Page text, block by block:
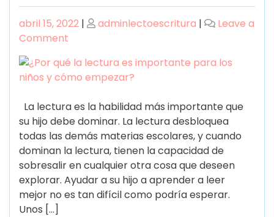
abril 15, 2022 | adminlectoescritura |
Leave a
Comment
La lectura es la habilidad más importante que
su hijo debe dominar. La lectura desbloquea
todas las demás materias escolares, y cuando
dominan la lectura, tienen la capacidad de
sobresalir en cualquier otra cosa que deseen
explorar. Ayudar a su hijo a aprender a leer
mejor no es tan difícil como podría esperar.
Unos […]